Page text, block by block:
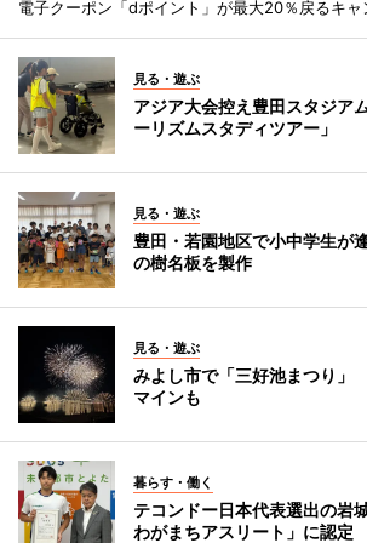
電子クーポン「dポイント」が最大20％戻るキャ
見る・遊ぶ
アジア大会控え豊田スタジア
ーリズムスタディツアー」
見る・遊ぶ
豊田・若園地区で小中学生が
の樹名板を製作
見る・遊ぶ
みよし市で「三好池まつり
マインも
暮らす・働く
テコンドー日本代表選出の岩
わがまちアスリート」に認定